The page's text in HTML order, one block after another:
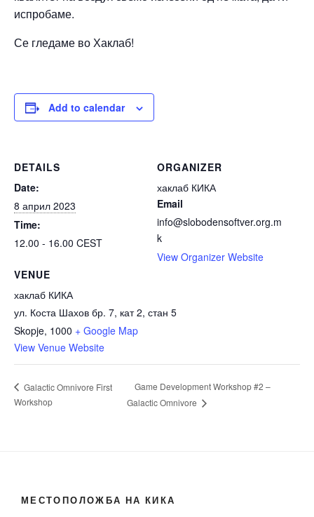
испробаме.
Се гледаме во Хаклаб!
Add to calendar
DETAILS
Date:
8 април 2023
Time:
12.00 - 16.00 CEST
VENUE
хаклаб КИКА
ул. Коста Шахов бр. 7, кат 2, стан 5
Skopje, 1000 + Google Map
View Venue Website
ORGANIZER
хаклаб КИКА
Email
info@slobodensoftver.org.m
k
View Organizer Website
Galactic Omnivore First
Workshop
Game Development Workshop #2 –
Galactic Omnivore
МЕСТОПОЛОЖБА НА КИКА